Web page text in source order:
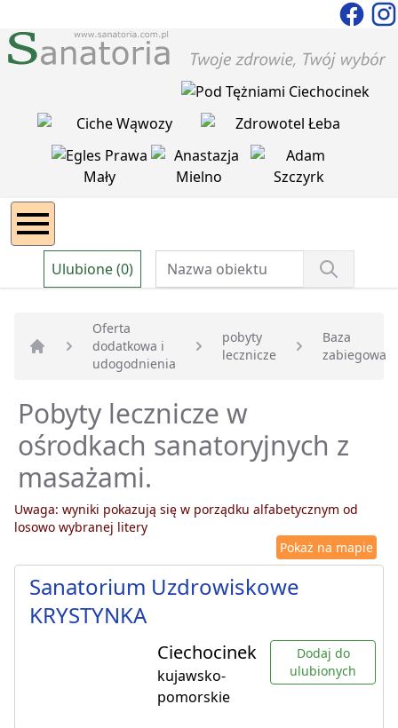
Ulubione (0)
Strona główna
Oferta
dodatkowa i
udogodnienia
pobyty
lecznicze
Baza
zabiegowa
Pobyty lecznicze w
ośrodkach sanatoryjnych z
masażami.
Uwaga: wyniki pokazują się w porządku alfabetycznym od
losowo wybranej litery
Pokaż na mapie
Sanatorium Uzdrowiskowe
KRYSTYNKA
Ciechocinek
kujawsko-
pomorskie
Dodaj do
ulubionych